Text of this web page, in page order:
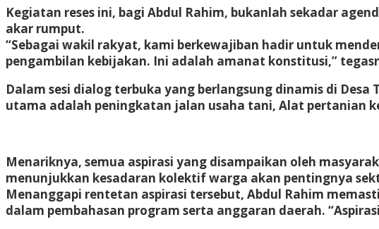
Kegiatan reses ini, bagi Abdul Rahim, bukanlah sekadar
akar rumput.
“Sebagai wakil rakyat, kami berkewajiban hadir untuk
pengambilan kebijakan. Ini adalah amanat konstitusi,”
Dalam sesi dialog terbuka yang berlangsung dinamis di
utama adalah peningkatan jalan usaha tani, Alat pertanian
Menariknya, semua aspirasi yang disampaikan oleh
menunjukkan kesadaran kolektif warga akan pentingnya
Menanggapi rentetan aspirasi tersebut, Abdul Rahim
dalam pembahasan program serta anggaran daerah.